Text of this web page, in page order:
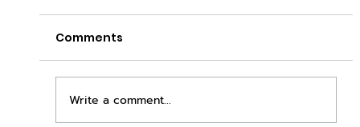
Comments
Write a comment...